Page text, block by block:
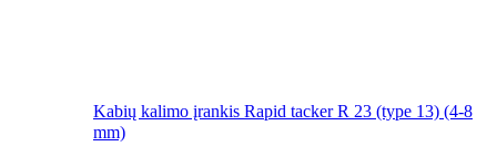
Kabių kalimo įrankis Rapid tacker R 23 (type 13) (4-8
mm)